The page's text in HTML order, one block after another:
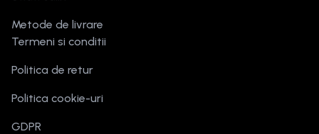
Metode de livrare
Termeni si conditii
Politica de retur
Politica cookie-uri
GDPR